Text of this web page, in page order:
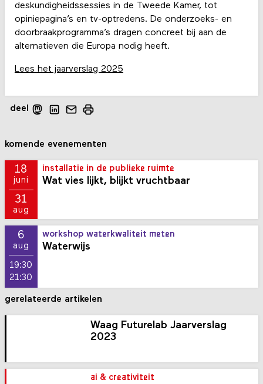
deskundigheidssessies in de Tweede Kamer, tot
opiniepagina’s en tv-optredens. De onderzoeks- en
doorbraakprogramma’s dragen concreet bij aan de
alternatieven die Europa nodig heeft.
Lees het jaarverslag 2025
deel
komende evenementen
18
juni
31
aug
installatie in de publieke ruimte
Wat vies lijkt, blijkt vruchtbaar
6
aug
19:30
21:30
workshop waterkwaliteit meten
Waterwijs
gerelateerde artikelen
Waag Futurelab Jaarverslag
2023
ai & creativiteit